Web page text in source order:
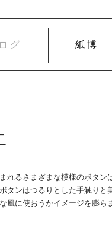
グ 紙博
れるさまざまな模様のボタ
タンはつるりとした手触り
風に使おうかイメージを膨ら